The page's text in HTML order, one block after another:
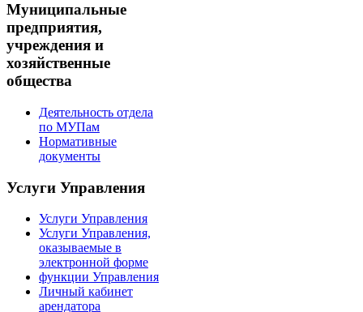
Муниципальные
предприятия,
учреждения и
хозяйственные
общества
Деятельность отдела
по МУПам
Нормативные
документы
Услуги Управления
Услуги Управления
Услуги Управления,
оказываемые в
электронной форме
функции Управления
Личный кабинет
арендатора